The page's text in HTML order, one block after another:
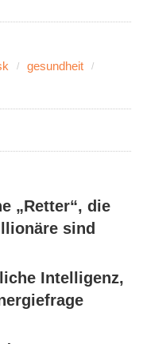
gesundheit
„Retter“, die
sind
Intelligenz,